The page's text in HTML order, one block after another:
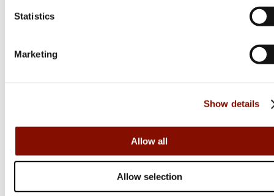
Statistics
Marketing
Show details
Allow all
Allow selection
27 200 kr